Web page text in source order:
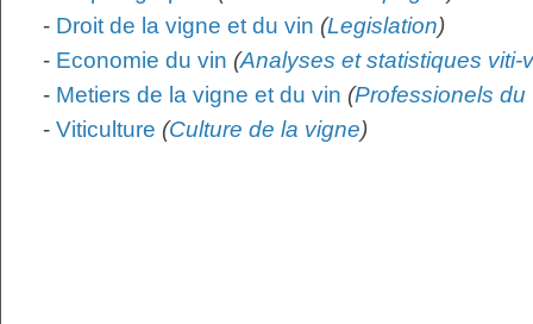
- Droit de la vigne et du vin (Legislation)
- Economie du vin (Analyses et statistiques viti-
- Metiers de la vigne et du vin (Professionels du
- Viticulture (Culture de la vigne)